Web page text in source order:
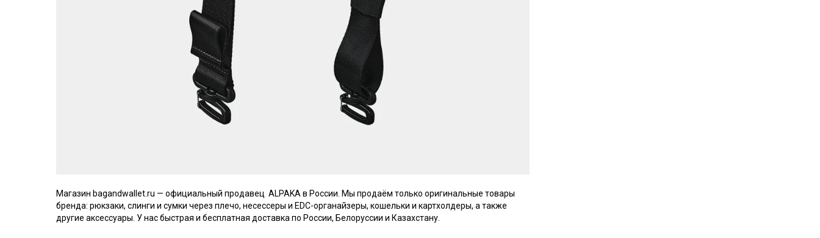
Магазин bagandwallet.ru — официальный продавец ALPAKA в России. Мы продаём только оригинальные товары
бренда: рюкзаки, слинги и сумки через плечо, несессеры и EDC-органайзеры, кошельки и картхолдеры, а также
другие аксессуары. У нас быстрая и бесплатная доставка по России, Белоруссии и Казахстану.